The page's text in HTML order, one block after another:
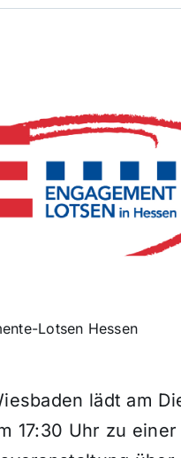
Lotsen Hessen
lädt am
17:30 Uhr zu einer